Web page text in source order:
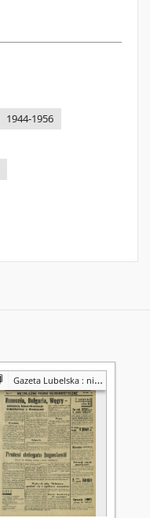
1944-1956
Gazeta Lubelska : niezależny organ demokratyczny